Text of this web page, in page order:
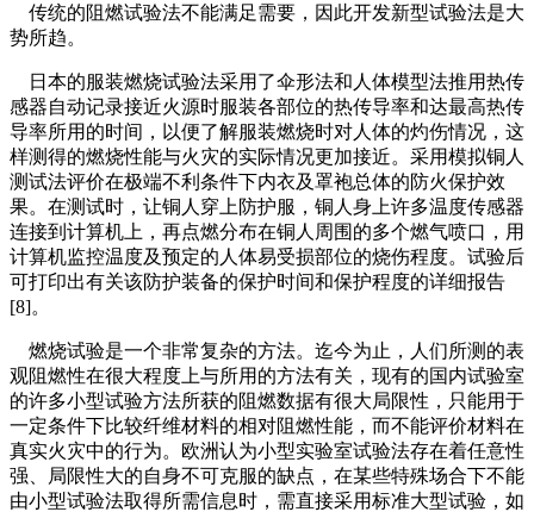
传统的阻燃试验法不能满足需要，因此开发新型试验法是大
势所趋。
日本的服装燃烧试验法采用了伞形法和人体模型法推用热传
感器自动记录接近火源时服装各部位的热传导率和达最高热传
导率所用的时间，以便了解服装燃烧时对人体的灼伤情况，这
样测得的燃烧性能与火灾的实际情况更加接近。采用模拟铜人
测试法评价在极端不利条件下内衣及罩袍总体的防火保护效
果。在测试时，让铜人穿上防护服，铜人身上许多温度传感器
连接到计算机上，再点燃分布在铜人周围的多个燃气喷口，用
计算机监控温度及预定的人体易受损部位的烧伤程度。试验后
可打印出有关该防护装备的保护时间和保护程度的详细报告
[8]。
燃烧试验是一个非常复杂的方法。迄今为止，人们所测的表
观阻燃性在很大程度上与所用的方法有关，现有的国内试验室
的许多小型试验方法所获的阻燃数据有很大局限性，只能用于
一定条件下比较纤维材料的相对阻燃性能，而不能评价材料在
真实火灾中的行为。欧洲认为小型实验室试验法存在着任意性
强、局限性大的自身不可克服的缺点，在某些特殊场合下不能
由小型试验法取得所需信息时，需直接采用标准大型试验，如